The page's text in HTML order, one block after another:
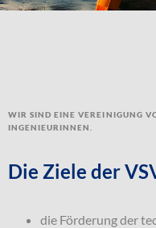
Wir sind eine Vereinigung
Ingenieurinnen.
Die Ziele der
die Förderung der